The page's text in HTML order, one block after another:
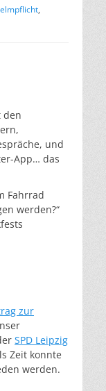
,
den
und
App… das
Fahrrad
werden?“
zur
SPD Leipzig
Zeit konnte
werden.